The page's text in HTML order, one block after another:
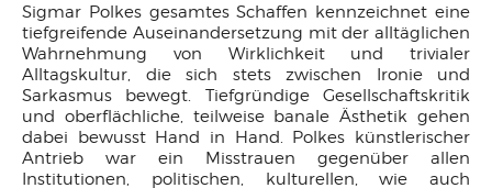
Sigmar Polkes gesamtes Schaffen kennzeichnet eine
tiefgreifende Auseinandersetzung mit der alltäglichen
Wahrnehmung von Wirklichkeit und trivialer
Alltagskultur, die sich stets zwischen Ironie und
Sarkasmus bewegt. Tiefgründige Gesellschaftskritik
und oberflächliche, teilweise banale Ästhetik gehen
dabei bewusst Hand in Hand. Polkes künstlerischer
Antrieb war ein Misstrauen gegenüber allen
Institutionen, politischen, kulturellen, wie auch